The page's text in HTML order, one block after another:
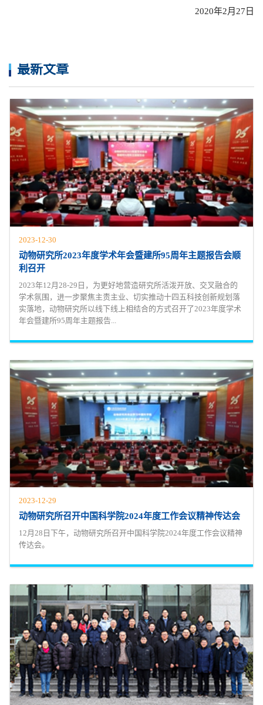
2020年2月27日
最新文章
2023-12-30
动物研究所2023年度学术年会暨建所95周年主题报告会顺
利召开
2023年12月28-29日，为更好地营造研究所活泼开放、交叉融合的
学术氛围，进一步聚焦主责主业、切实推动十四五科技创新规划落
实落地，动物研究所以线下线上相结合的方式召开了2023年度学术
年会暨建所95周年主题报告...
2023-12-29
动物研究所召开中国科学院2024年度工作会议精神传达会
12月28日下午，动物研究所召开中国科学院2024年度工作会议精神
传达会。